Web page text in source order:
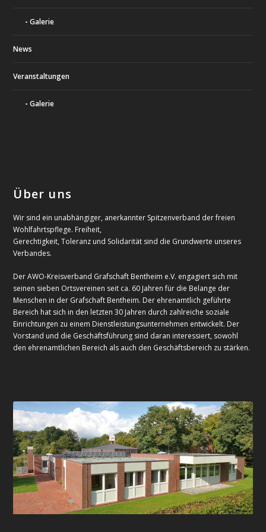
Galerie
News
Veranstaltungen
Galerie
Über uns
Wir sind ein unabhängiger, anerkannter Spitzenverband der freien
Wohlfahrtspflege. Freiheit,
Gerechtigkeit, Toleranz und Solidarität sind die Grundwerte unseres
Verbandes.
Der AWO-Kreisverband Grafschaft Bentheim e.V. engagiert sich mit
seinen sieben Ortsvereinen seit ca. 60 Jahren für die Belange der
Menschen in der Grafschaft Bentheim. Der ehrenamtlich geführte
Bereich hat sich in den letzten 30 Jahren durch zahlreiche soziale
Einrichtungen zu einem Dienstleistungsunternehmen entwickelt. Der
Vorstand und die Geschäftsführung sind daran interessiert, sowohl
den ehrenamtlichen Bereich als auch den Geschäftsbereich zu stärken.